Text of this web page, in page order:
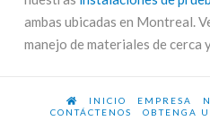
ambas ubicadas en Montreal.
manejo de materiales de cerca
INICIO EMPRESA
CONTÁCTENOS
OBTENGA